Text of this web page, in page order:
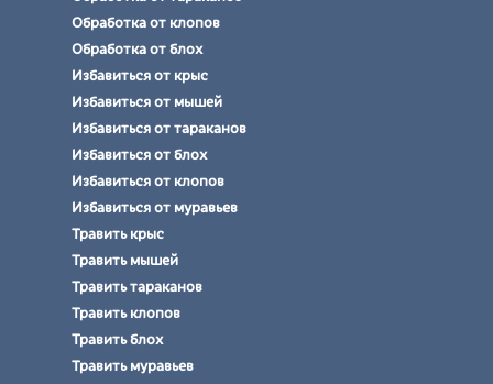
Обработка от клопов
Обработка от блох
Избавиться от крыс
Избавиться от мышей
Избавиться от тараканов
Избавиться от блох
Избавиться от клопов
Избавиться от муравьев
Травить крыс
Травить мышей
Травить тараканов
Травить клопов
Травить блох
Травить муравьев